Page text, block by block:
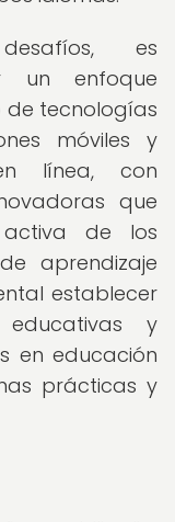
es
un enfoque
de tecnologías
móviles y
línea, con
que
de los
aprendizaje
establecer
educativas y
en educación
prácticas y